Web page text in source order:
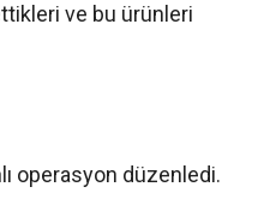
ve bu ürünleri
operasyon düzenledi.